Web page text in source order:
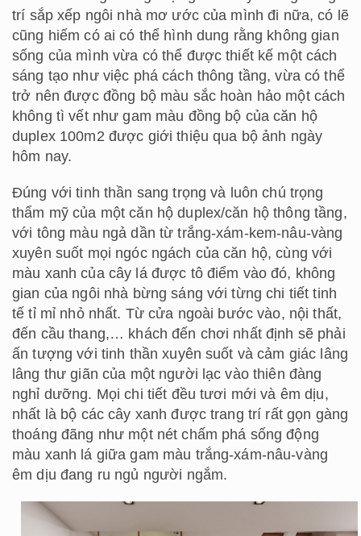
trí sắp xếp ngôi nhà mơ ước của mình đi nữa, có lẽ
cũng hiếm có ai có thể hình dung rằng không gian
sống của mình vừa có thể được thiết kế một cách
sáng tạo như việc phá cách thông tầng, vừa có thể
trở nên được đồng bộ màu sắc hoàn hảo một cách
không tì vết như gam màu đồng bộ của căn hộ
duplex 100m2 được giới thiệu qua bộ ảnh ngày
hôm nay.
Đúng với tinh thần sang trọng và luôn chú trọng
thẩm mỹ của một căn hộ duplex/căn hộ thông tầng,
với tông màu ngả dần từ trắng-xám-kem-nâu-vàng
xuyên suốt mọi ngóc ngách của căn hộ, cùng với
màu xanh của cây lá được tô điểm vào đó, không
gian của ngôi nhà bừng sáng với từng chi tiết tinh
tế tỉ mỉ nhỏ nhất. Từ cửa ngoài bước vào, nội thất,
đến cầu thang,… khách đến chơi nhất định sẽ phải
ấn tượng với tinh thần xuyên suốt và cảm giác lâng
lâng thư giãn của một người lạc vào thiên đàng
nghỉ dưỡng. Mọi chi tiết đều tươi mới và êm dịu,
nhất là bộ các cây xanh được trang trí rất gọn gàng
thoáng đãng như một nét chấm phá sống động
màu xanh lá giữa gam màu trắng-xám-nâu-vàng
êm dịu đang ru ngủ người ngắm.